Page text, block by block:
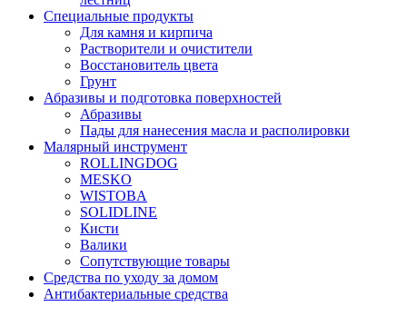
Специальные продукты
Для камня и кирпича
Растворители и очистители
Восстановитель цвета
Грунт
Абразивы и подготовка поверхностей
Абразивы
Пады для нанесения масла и располировки
Малярный инструмент
ROLLINGDOG
MESKO
WISTOBA
SOLIDLINE
Кисти
Валики
Сопутствующие товары
Средства по уходу за домом
Антибактериальные средства